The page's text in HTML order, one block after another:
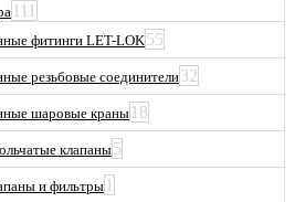
111
фитинги LET-LOK55
резьбовые соединители32
шаровые краны 18
клапаны5
и фильтры 1